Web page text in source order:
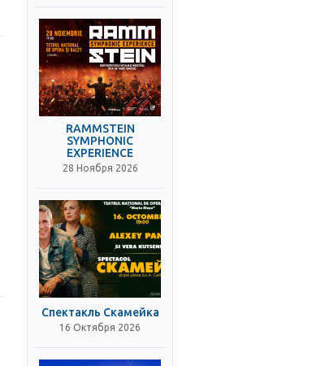
RAMMSTEIN
SYMPHONIC
EXPERIENCE
28 Ноября 2026
Спектакль Скамейка
16 Октября 2026